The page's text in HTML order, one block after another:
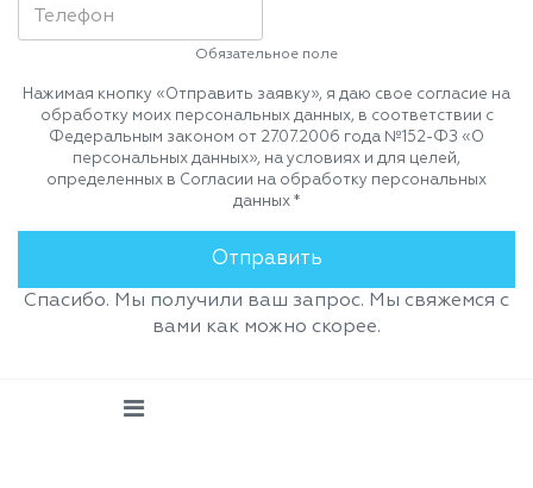
Обязательное поле
Нажимая кнопку «Отправить заявку», я даю свое согласие на
обработку моих персональных данных, в соответствии с
Федеральным законом от 27.07.2006 года №152-ФЗ «О
персональных данных», на условиях и для целей,
определенных в Согласии на обработку персональных
данных *
Спасибо. Мы получили ваш запрос. Мы свяжемся с
вами как можно скорее.